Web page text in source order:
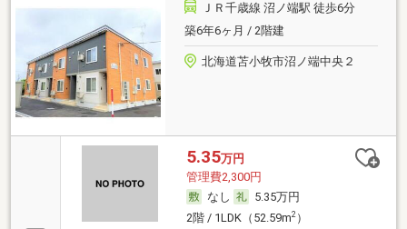
ＪＲ千歳線 沼ノ端駅 徒歩6分
築6年6ヶ月 / 2階建
北海道苫小牧市沼ノ端中央２
5.35万円
管理費2,300円
なし
5.35万円
2階 / 1LDK（52.59m2）